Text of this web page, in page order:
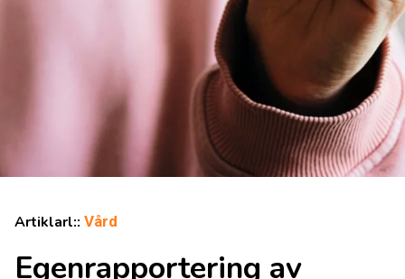
Artiklarl:: Vård
Egenrapportering av